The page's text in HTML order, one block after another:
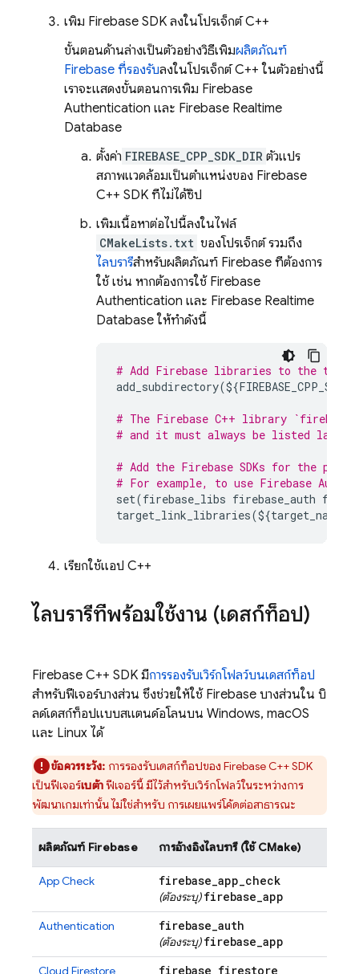
เพิ่ม Firebase SDK ลงในโปรเจ็กต์ C++
ขั้นตอนด้านล่างเป็นตัวอย่างวิธีเพิ่มผลิตภัณฑ์
Firebase ที่รองรับลงในโปรเจ็กต์ C++ ในตัวอย่างนี้
เราจะแสดงขั้นตอนการเพิ่ม Firebase
Authentication และ Firebase Realtime
Database
ตั้งค่า FIREBASE_CPP_SDK_DIR ตัวแปร
สภาพแวดล้อมเป็นตำแหน่งของ Firebase
C++ SDK ที่ไม่ได้ซิป
เพิ่มเนื้อหาต่อไปนี้ลงในไฟล์
CMakeLists.txt ของโปรเจ็กต์ รวมถึง
ไลบรารีสำหรับผลิตภัณฑ์ Firebase ที่ต้องการ
ใช้ เช่น หากต้องการใช้ Firebase
Authentication และ Firebase Realtime
Database ให้ทำดังนี้
# Add Firebase libraries to the
add_subdirectory(${
# The Firebase C++ library
# and it must always be listed last.
# Add the Firebase SDKs for the
# For example, to use Firebase
set(firebase_libs firebase_auth
target_link_libraries(${target_name
เรียกใช้แอป C++
ไลบรารีที่พร้อมใช้งาน (เดสก์ท็อป)
Firebase C++ SDK มีการรองรับเวิร์กโฟลว์บนเดสก์ท็อป
สำหรับฟีเจอร์บางส่วน ซึ่งช่วยให้ใช้ Firebase บางส่วนใน บิ
ลด์เดสก์ท็อปแบบสแตนด์อโลนบน Windows, macOS
และ Linux ได้
ข้อควรระวัง: การรองรับเดสก์ท็อปของ FirebaseC++SDK
เป็นฟีเจอร์เบต้าฟีเจอร์นี้ มีไว้สำหรับเวิร์กโฟลว์ในระหว่างการ
พัฒนาเกมเท่านั้น ไม่ใช่สำหรับ การเผยแพร่โค้ดต่อสาธารณะ
ผลิตภัณฑ์ Firebase การอ้างอิงไลบรารี (ใช้ CMake)
App Check firebase_app_check
(ต้องระบุ) firebase_app
Authentication firebase_auth
(ต้องระบุ) firebase_app
Cloud Firestore firebase firestore